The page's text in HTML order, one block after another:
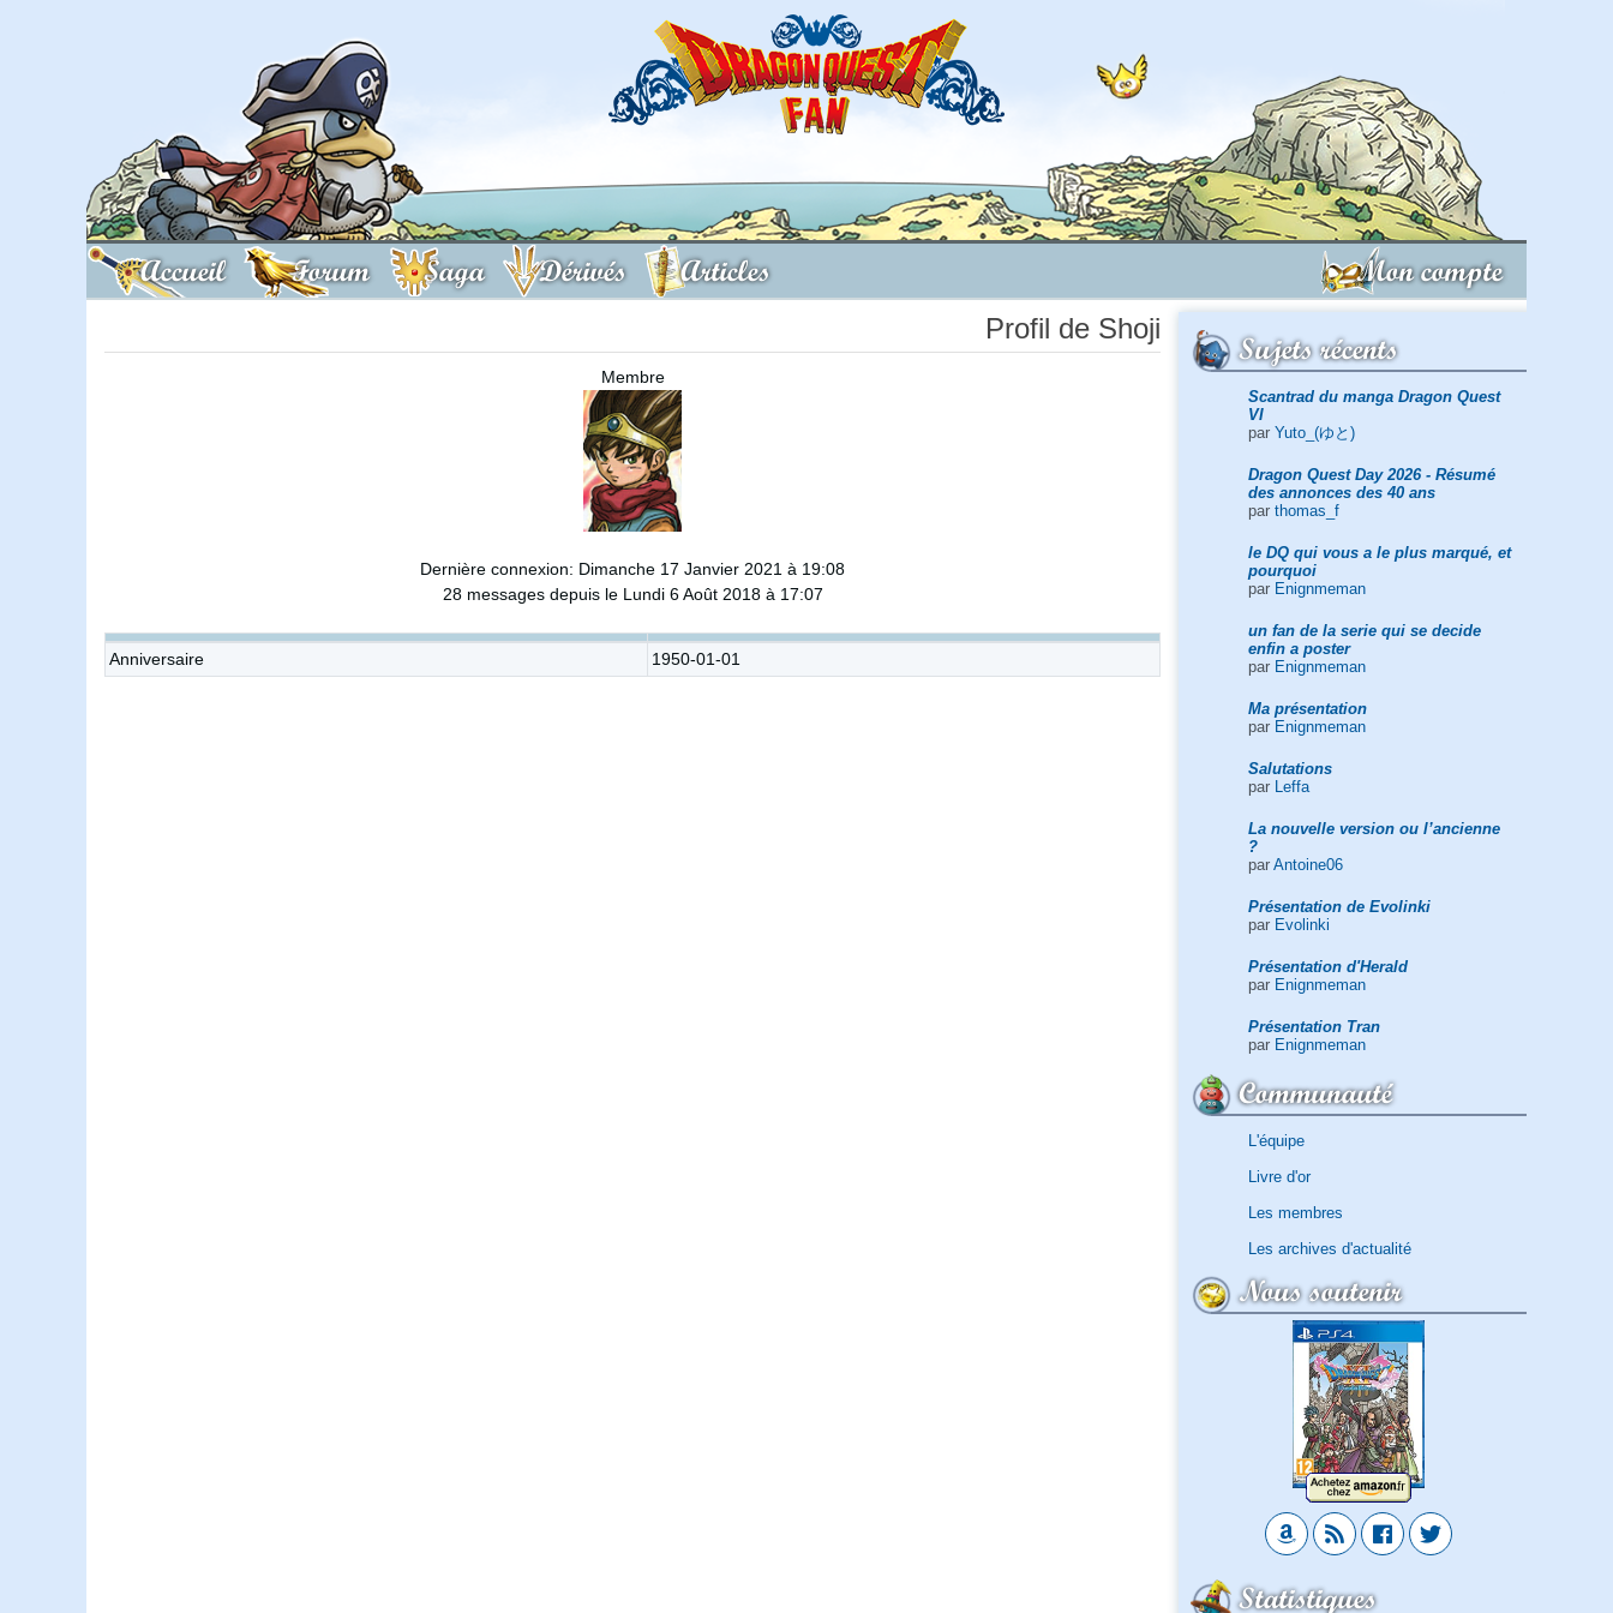
Accueil Forum Saga Dérivés Articles Mon compte
Sujets récents
Scantrad du manga Dragon Quest
VI
par Yuto_(ゆと)
Dragon Quest Day 2026 - Résumé
des annonces des 40 ans
par thomas_f
le DQ qui vous a le plus marqué, et
pourquoi
par Enignmeman
un fan de la serie qui se decide
enfin a poster
par Enignmeman
Ma présentation
par Enignmeman
Salutations
par
Leffa
La nouvelle version ou l’ancienne
?
par Antoine06
Présentation de Evolinki
par Evolinki
Présentation d'Herald
par Enignmeman
Présentation Tran
par Enignmeman
Communauté
L'équipe
Livre d'or
Les membres
Les archives d'actualité
Nous soutenir
Statistiques
Profil de Shoji
Membre
Dernière connexion: Dimanche 17 Janvier 2021 à 19:08
28 messages depuis le Lundi 6 Août 2018 à 17:07
Anniversaire 1950-01-01